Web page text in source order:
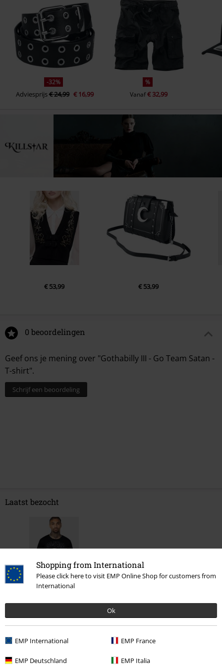
Shopping from International
Please click here to visit EMP Online Shop for customers from
International
Ok
EMP International EMP France
EMP Deutschland EMP Italia
-32%
Adviesprijs€ 24,99 € 16,99
%
Vanaf€ 32,99
€ 53,99 € 53,99
0 beoordelingen
Geef ons je mening over "Gothabilly III - Go Team Satan -
T-shirt".
Schrijf een beoordeling
Laatst bezocht